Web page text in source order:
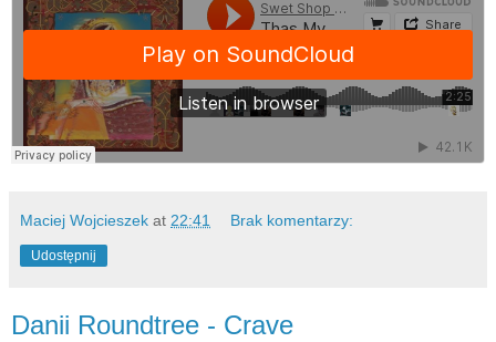
Maciej Wojcieszek at 22:41 Brak komentarzy:
Udostępnij
Danii Roundtree - Crave